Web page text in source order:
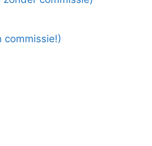
commissie!)